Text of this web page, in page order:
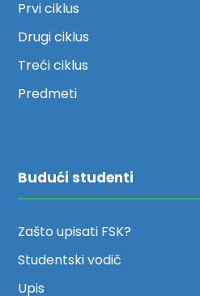
Prvi ciklus
Drugi ciklus
Treći ciklus
Predmeti
Budući studenti
Zašto upisati FSK?
Studentski vodič
Upis